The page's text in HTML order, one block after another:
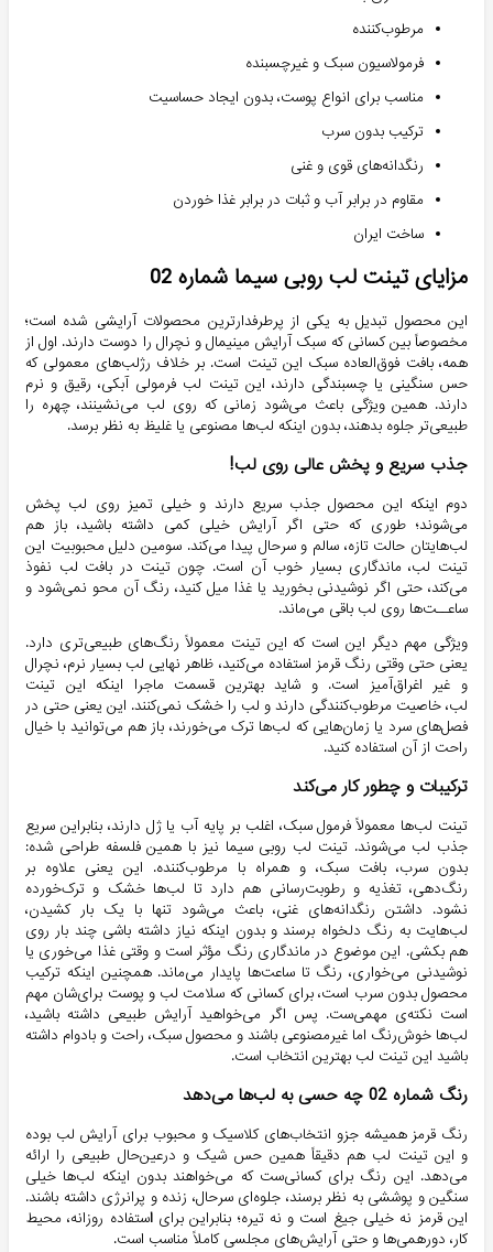
مرطوب‌کننده
فرمولاسیون سبک و غیرچسبنده
مناسب برای انواع پوست، بدون ایجاد حساسیت
ترکیب بدون سرب
رنگدانه‌های قوی و غنی
مقاوم در برابر آب و ثبات در برابر غذا خوردن
ساخت ایران
مزایای تینت لب روبی سیما شماره 02
این محصول تبدیل به یکی از پرطرفدارترین محصولات آرایشی شده است؛
مخصوصاً بین کسانی که سبک آرایش مینیمال و نچرال را دوست دارند. اول از
همه، بافت فوق‌العاده سبک این تینت‌ است. بر خلاف رژلب‌های معمولی که
حس سنگینی یا چسبندگی دارند، این تینت لب فرمولی آبکی، رقیق و نرم
دارند. همین ویژگی باعث می‌شود زمانی که روی لب می‌نشینند، چهره را
طبیعی‌تر جلوه بدهند، بدون اینکه لب‌ها مصنوعی یا غلیظ به نظر برسد.
جذب سریع و پخش عالی روی لب!
دوم اینکه این محصول جذب سریع دارند و خیلی تمیز روی لب پخش
می‌شوند؛ طوری که حتی اگر آرایش خیلی کمی داشته باشید، باز هم
لب‌هایتان حالت تازه، سالم و سرحال پیدا می‌کند. سومین دلیل محبوبیت این
تینت لب، ماندگاری بسیار خوب آن است. چون تینت در بافت لب نفوذ
می‌کند، حتی اگر نوشیدنی بخورید یا غذا میل کنید، رنگ آن محو نمی‌شود و
ساعــت‌ها روی لب باقی می‌ماند.
ویژگی مهم دیگر این است که این تینت‌ معمولاً رنگ‌های طبیعی‌تری دارد.
یعنی حتی وقتی رنگ قرمز استفاده می‌کنید، ظاهر نهایی لب بسیار نرم، نچرال
و غیر اغراق‌آمیز است. و شاید بهترین قسمت ماجرا اینکه این تینت
لب، خاصیت مرطوب‌کنندگی دارند و لب را خشک نمی‌کنند. این یعنی حتی در
فصل‌های سرد یا زمان‌هایی که لب‌ها ترک می‌خورند، باز هم می‌توانید با خیال
راحت از آن استفاده کنید.
ترکیبات و چطور کار می‌کند
تینت لب‌ها معمولاً فرمول سبک، اغلب بر پایه آب یا ژل دارند، بنابراین سریع
جذب لب می‌شوند. تینت لب روبی سیما نیز با همین فلسفه طراحی شده:
بدون سرب، بافت سبک، و همراه با مرطوب‌کننده. این یعنی علاوه بر
رنگ‌دهی، تغذیه و رطوبت‌رسانی هم دارد تا لب‌ها خشک و ترک‌خورده
نشود. داشتن رنگدانه‌های غنی، باعث می‌شود تنها با یک بار کشیدن،
لب‌هایت به رنگ دلخواه برسند و بدون اینکه نیاز داشته باشی چند بار روی
هم بکشی. این موضوع در ماندگاری رنگ مؤثر است و وقتی غذا می‌خوری یا
نوشیدنی می‌خواری، رنگ تا ساعت‌ها پایدار می‌ماند. همچنین اینکه ترکیب
محصول بدون سرب است، برای کسانی که سلامت لب و پوست برای‌شان مهم
است نکته‌ی مهمی‌ست. پس اگر می‌خواهید آرایش طبیعی داشته باشید،
لب‌ها خوش‌رنگ اما غیرمصنوعی باشند و محصول سبک، راحت و بادوام داشته
باشید این تینت لب بهترین انتخاب است.
رنگ شماره 02 چه حسی به لب‌ها می‌دهد
رنگ قرمز همیشه جزو انتخاب‌های کلاسیک و محبوب برای آرایش لب بوده
و این تینت لب هم دقیقاً همین حس شیک و درعین‌حال طبیعی را ارائه
می‌دهد. این رنگ برای کسانی‌ست که می‌خواهند بدون اینکه لب‌ها خیلی
سنگین و پوششی به نظر برسند، جلوه‌ای سرحال، زنده و پرانرژی داشته باشند.
این قرمز نه خیلی جیغ است و نه تیره؛ بنابراین برایاستفاده روزانه، محیط
کار، دورهمی‌ها و حتی آرایش‌های مجلسی کاملاً مناسب است.